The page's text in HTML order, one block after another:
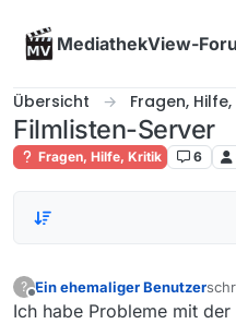
MediathekView-
Übersicht Fragen,
Filmlisten-Server
Fragen, Hilfe, Kritik 6
?
Offline
Ein ehemaliger Benutzer
Ich habe Probleme mit